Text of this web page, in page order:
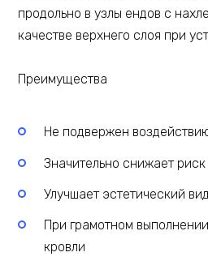
продольно в узлы ендов с
качестве верхнего слоя при
Преимущества
Не подвержен
Значительно снижает
Улучшает эстетический
При грамотном
кровли